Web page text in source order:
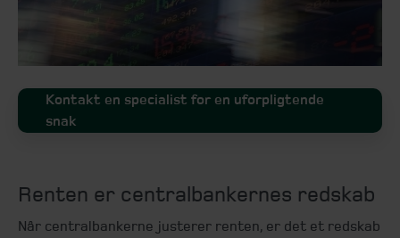
Kontakt en specialist for en uforpligtende
snak
Renten er centralbankernes redskab
Når centralbankerne justerer renten, er det et redskab